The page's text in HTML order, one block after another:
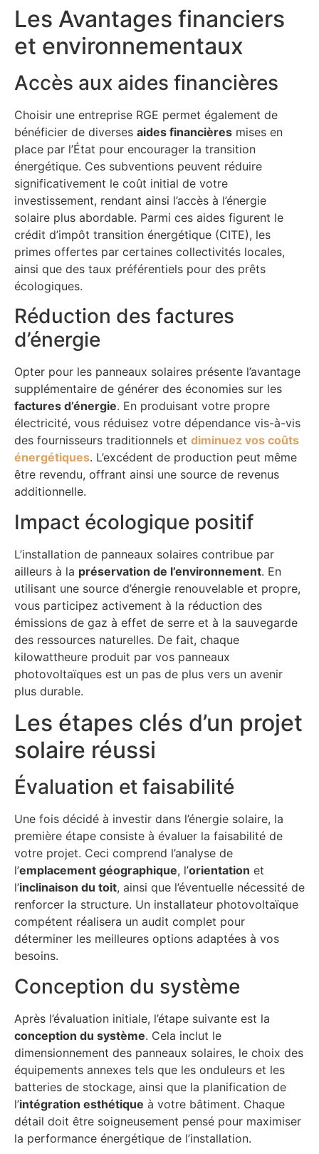
Les Avantages financiers
et environnementaux
Accès aux aides financières
Choisir une entreprise RGE permet également de
bénéficier de diverses aides financières mises en
place par l’État pour encourager la transition
énergétique. Ces subventions peuvent réduire
significativement le coût initial de votre
investissement, rendant ainsi l’accès à l’énergie
solaire plus abordable. Parmi ces aides figurent le
crédit d’impôt transition énergétique (CITE), les
primes offertes par certaines collectivités locales,
ainsi que des taux préférentiels pour des prêts
écologiques.
Réduction des factures
d’énergie
Opter pour les panneaux solaires présente l’avantage
supplémentaire de générer des économies sur les
factures d’énergie. En produisant votre propre
électricité, vous réduisez votre dépendance vis-à-vis
des fournisseurs traditionnels et diminuez vos coûts
énergétiques. L’excédent de production peut même
être revendu, offrant ainsi une source de revenus
additionnelle.
Impact écologique positif
L’installation de panneaux solaires contribue par
ailleurs à la préservation de l’environnement. En
utilisant une source d’énergie renouvelable et propre,
vous participez activement à la réduction des
émissions de gaz à effet de serre et à la sauvegarde
des ressources naturelles. De fait, chaque
kilowattheure produit par vos panneaux
photovoltaïques est un pas de plus vers un avenir
plus durable.
Les étapes clés d’un projet
solaire réussi
Évaluation et faisabilité
Une fois décidé à investir dans l’énergie solaire, la
première étape consiste à évaluer la faisabilité de
votre projet. Ceci comprend l’analyse de
l’emplacement géographique, l’orientation et
l’inclinaison du toit, ainsi que l’éventuelle nécessité de
renforcer la structure. Un installateur photovoltaïque
compétent réalisera un audit complet pour
déterminer les meilleures options adaptées à vos
besoins.
Conception du système
Après l’évaluation initiale, l’étape suivante est la
conception du système. Cela inclut le
dimensionnement des panneaux solaires, le choix des
équipements annexes tels que les onduleurs et les
batteries de stockage, ainsi que la planification de
l’intégration esthétique à votre bâtiment. Chaque
détail doit être soigneusement pensé pour maximiser
la performance énergétique de l’installation.